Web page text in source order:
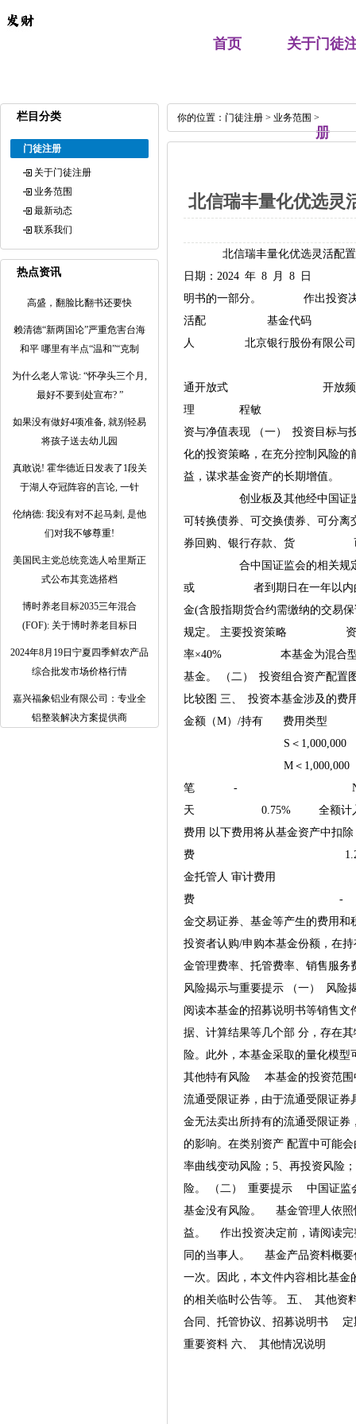
首页 关于门徒
册
栏目分类
门徒注册
关于门徒注册
业务范围
最新动态
联系我们
热点资讯
高盛，翻脸比翻书还要快
赖清德“新两国论”严重危害台海
和平 哪里有半点“温和”“克制
为什么老人常说: “怀孕头三个月,
最好不要到处宣布? ”
如果没有做好4项准备, 就别轻易
将孩子送去幼儿园
真敢说! 霍华德近日发表了1段关
于湖人夺冠阵容的言论, 一针
伦纳德: 我没有对不起马刺, 是他
们对我不够尊重!
美国民主党总统竞选人哈里斯正
式公布其竞选搭档
博时养老目标2035三年混合
(FOF): 关于博时养老目标日
2024年8月19日宁夏四季鲜农产品
综合批发市场价格行情
嘉兴福象铝业有限公司：专业全
铝整装解决方案提供商
你的位置： 门徒注册 > 业务范围 >
北信瑞丰量化优选灵
北信瑞丰量化优选
日期：2024 年 8 月 8
明书的一部分。 作出投资决
活配 基金代码
人 北京银行股份有限
通开放式 开放
理 程敏 经理
资与净值表现 （一） 投资目标
化的投资策略，在充分控制风
益，谋求基金资产的长期增值
创业板及其他经中国证监会
可转换债券、可交换债券、可
券回购、银行存款、货 币市场
合中国证监会的相关规定。
或 者到期日在一年以内的政
金(含股指期货合约需缴纳的交
规定。 主要投资策略 资策略
率×40% 本基金为混合型基
基金。 （二） 投资组合资产配置
比较图 三、 投资本基金涉及
金额（M）/持
S＜1,000,000
M＜1,000,000
笔 - N＜7 天
天 0.75% 全额计
费用 以下费用将从基
费 1.20% 基
金托管人 审计费用
费 - 规
金交易证券、基金等产生的费用
投资者认购/申购本基金份额
金管理费率、托管费率、销售服
风险揭示与重要提示 （一） 风
阅读本基金的招募说明书等销售
据、计算结果等几个部 分，存在
险。此外，本基金采取的量化模
其他特有风险 本基金的投资范围
流通受限证券，由于流通受限证
金无法卖出所持有的流通受限证
的影响。在类别资产 配置中可能
率曲线变动风险；5、再投资风险
险。 （二） 重要提示 中国证监
基金没有风险。 基金管理人依照
益。 作出投资决定前，请阅读完
同的当事人。 基金产品资料概要
一次。因此，本文件内容相比基
的相关临时公告等。 五、 其他
合同、托管协议、招募说明书
重要资料 六、 其他情况说明